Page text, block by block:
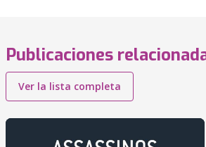
Publicaciones
Ver la lista completa